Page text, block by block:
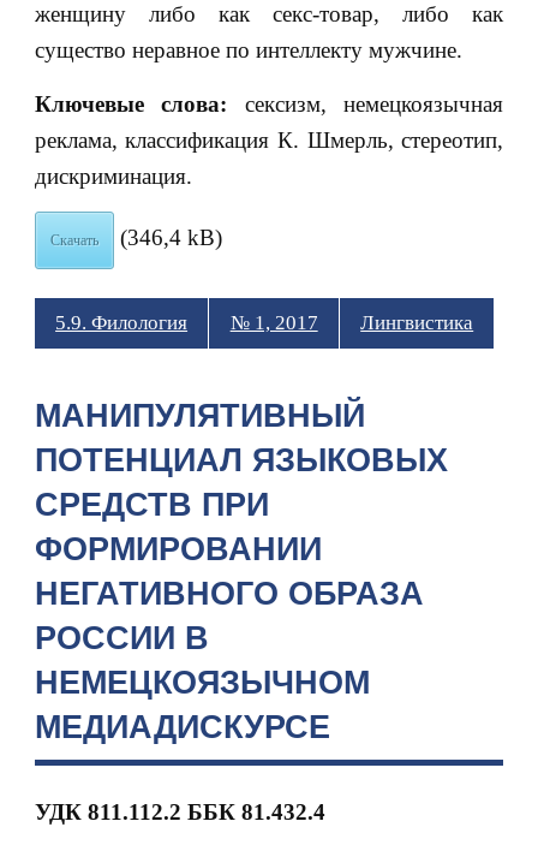
женщину либо как секс-товар, либо как
существо неравное по интеллекту мужчине.
Ключевые слова: сексизм, немецкоязычная
реклама, классификация К. Шмерль, стереотип,
дискриминация.
Скачать (346,4 kB)
5.9. Филология № 1, 2017 Лингвистика
МАНИПУЛЯТИВНЫЙ
ПОТЕНЦИАЛ ЯЗЫКОВЫХ
СРЕДСТВ ПРИ
ФОРМИРОВАНИИ
НЕГАТИВНОГО ОБРАЗА
РОССИИ В
НЕМЕЦКОЯЗЫЧНОМ
МЕДИАДИСКУРСЕ
УДК811.112.2 ББК 81.432.4